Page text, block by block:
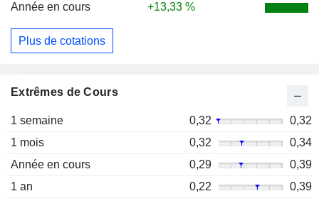
Année en cours
+13,33 %
Plus de cotations
Extrêmes de Cours
1 semaine 0,32
0,32
1 mois
0,32
0,34
Année en cours
0,29
0,39
1 an
0,22
0,39